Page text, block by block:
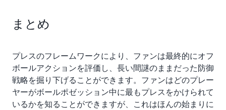
まとめ
プレスのフレームワークにより、ファンは最終的にオフ
ボールアクションを評価し、長い間謎のままだった防御
戦略を掘り下げることができます。ファンはどのプレー
ヤーがボールポゼッション中に最もプレスをかけられて
いるかを知ることができますが、これはほんの始まりに